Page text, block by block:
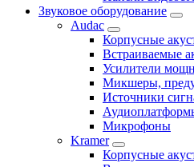
Звуковое оборудование
Audac
Корпусные
Встраиваемые
Усилители
Микшеры,
Источники
Микрофоны
Kramer
Корпусные